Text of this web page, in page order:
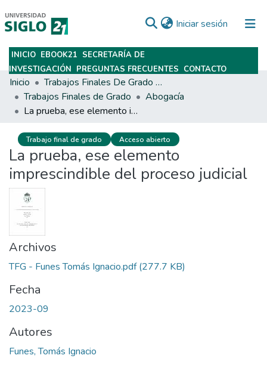
Iniciar sesión (current)
Subir
INICIO EBOOK21 SECRETARÍA DE
INVESTIGACIÓN PREGUNTAS FRECUENTES CONTACTO
Inicio
Trabajos Finales De Grado Y Posgrado
Trabajos Finales de Grado
Abogacía
La prueba, ese elemento imprescindible del proceso judicial
Trabajo final de grado Acceso abierto
La prueba, ese elemento
imprescindible del proceso judicial
Archivos
TFG - Funes Tomás Ignacio.pdf(277.7 KB)
Fecha
2023-09
Autores
Funes, Tomás Ignacio